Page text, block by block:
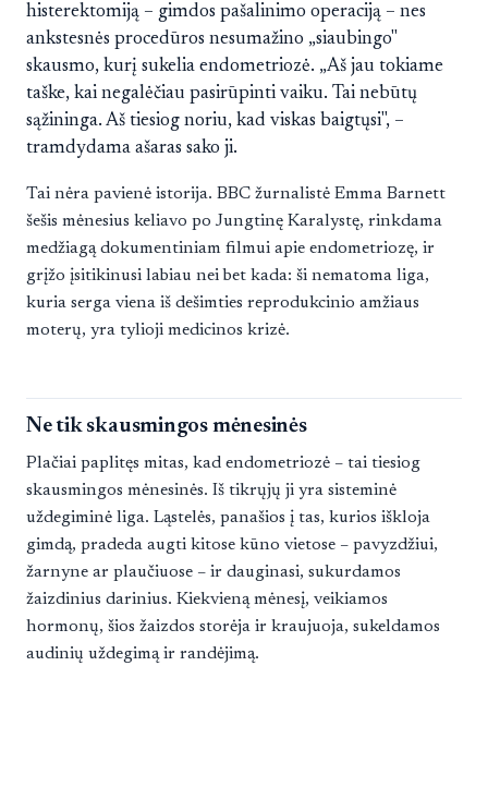
histerektomiją – gimdos pašalinimo operaciją – nes
ankstesnės procedūros nesumažino „siaubingo"
skausmo, kurį sukelia endometriozė. „Aš jau tokiame
taške, kai negalėčiau pasirūpinti vaiku. Tai nebūtų
sąžininga. Aš tiesiog noriu, kad viskas baigtųsi", –
tramdydama ašaras sako ji.
Tai nėra pavienė istorija. BBC žurnalistė Emma Barnett
šešis mėnesius keliavo po Jungtinę Karalystę, rinkdama
medžiagą dokumentiniam filmui apie endometriozę, ir
grįžo įsitikinusi labiau nei bet kada: ši nematoma liga,
kuria serga viena iš dešimties reprodukcinio amžiaus
moterų, yra tylioji medicinos krizė.
Ne tik skausmingos mėnesinės
Plačiai paplitęs mitas, kad endometriozė – tai tiesiog
skausmingos mėnesinės. Iš tikrųjų ji yra sisteminė
uždegiminė liga. Ląstelės, panašios į tas, kurios iškloja
gimdą, pradeda augti kitose kūno vietose – pavyzdžiui,
žarnyne ar plaučiuose – ir dauginasi, sukurdamos
žaizdinius darinius. Kiekvieną mėnesį, veikiamos
hormonų, šios žaizdos storėja ir kraujuoja, sukeldamos
audinių uždegimą ir randėjimą.